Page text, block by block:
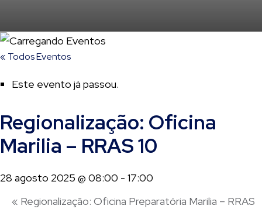
« Todos Eventos
Este evento já passou.
Regionalização: Oficina
Marilia – RRAS 10
28 agosto 2025 @ 08:00 - 17:00
« Regionalização: Oficina Preparatória Marilia – RRAS